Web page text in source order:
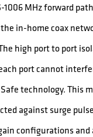
MHz forward
in-home coax
high port to port
port cannot
technology. This
against surge
configurations and